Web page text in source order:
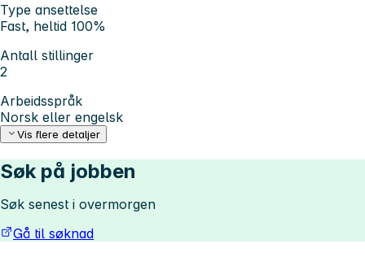
Type ansettelse
Fast, heltid 100%
Antall stillinger
2
Arbeidsspråk
Norsk eller engelsk
Vis flere detaljer
Søk på jobben
Søk senest i overmorgen
Gå til søknad